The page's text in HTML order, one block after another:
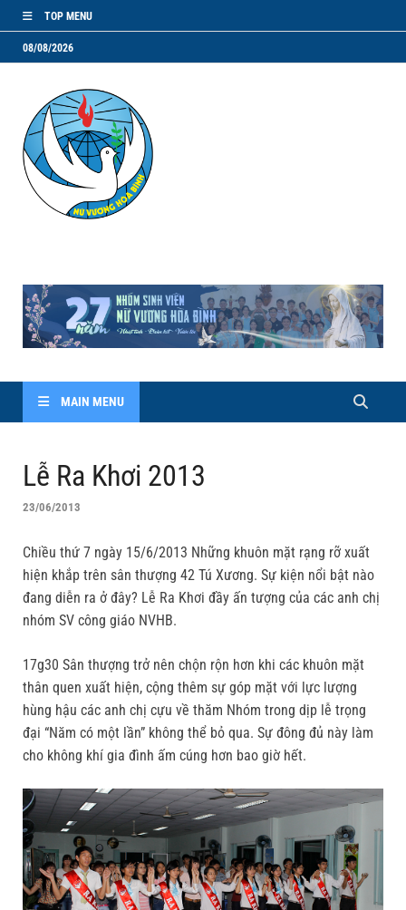
TOP MENU
08/08/2026
MAIN MENU
Lễ Ra Khơi 2013
23/06/2013
Chiều thứ 7 ngày 15/6/2013 Những khuôn mặt rạng rỡ xuất
hiện khắp trên sân thượng 42 Tú Xương. Sự kiện nổi bật nào
đang diễn ra ở đây? Lễ Ra Khơi đầy ấn tượng của các anh chị
nhóm SV công giáo NVHB.
17g30 Sân thượng trở nên chộn rộn hơn khi các khuôn mặt
thân quen xuất hiện, cộng thêm sự góp mặt với lực lượng
hùng hậu các anh chị cựu về thăm Nhóm trong dịp lễ trọng
đại “Năm có một lần” không thể bỏ qua. Sự đông đủ này làm
cho không khí gia đình ấm cúng hơn bao giờ hết.